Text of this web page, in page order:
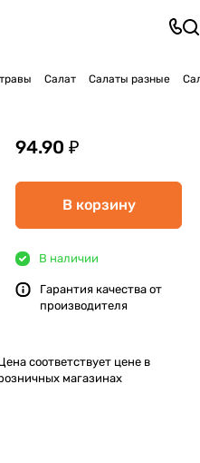
Салат Салаты разные
94.90 ₽
В корзину
В наличии
Гарантия качества от
производителя
соответствует цене в
магазинах